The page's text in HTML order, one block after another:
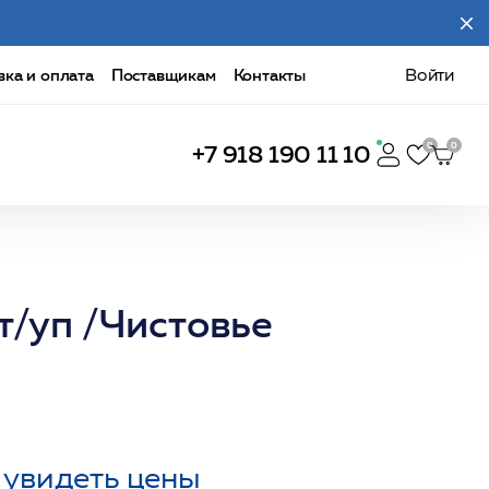
и оплата Поставщикам Контакты Войти
+7 918 190 11 10
уп /Чистовье
цены